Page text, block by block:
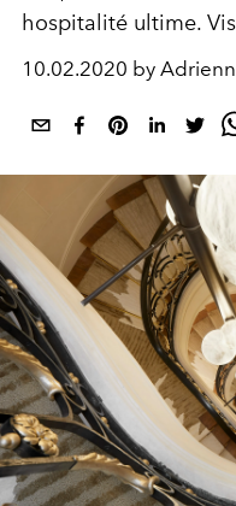
hospitalité ultime.
10.02.2020 by